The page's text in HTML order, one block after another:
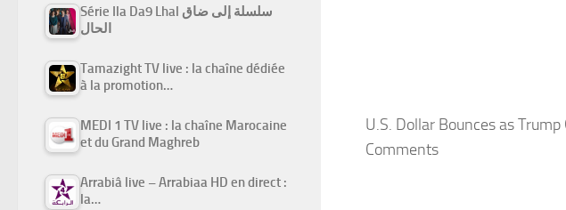
U.S. Dollar Bounces as
Comments
Série Ila Da9 Lhal سلسلة إلى ضاق
الحال
Tamazight TV live : la chaîne dédiée
à la promotion…
MEDI 1 TV live : la chaîne Marocaine
et du Grand Maghreb
Arrabiâ live – Arrabiaa HD en direct :
la…